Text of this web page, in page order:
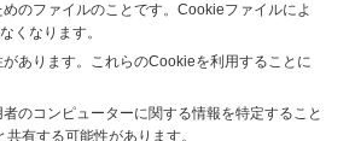
のファイルのことです。Cookieファイルによ
くなります。
あります。これらのCookieを利用することに
のコンピューターに関する情報を特定すること
有する可能性があります。